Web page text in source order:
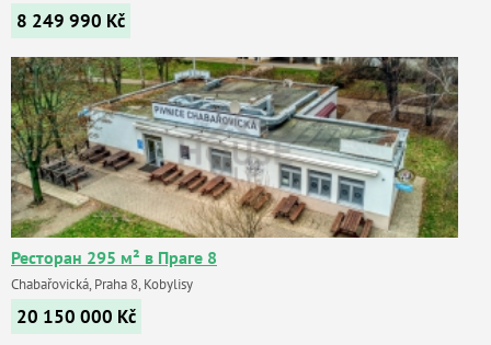
8 249 990 Kč
Ресторан 295 м² в Праге 8
Chabařovická, Praha 8, Kobylisy
20 150 000 Kč